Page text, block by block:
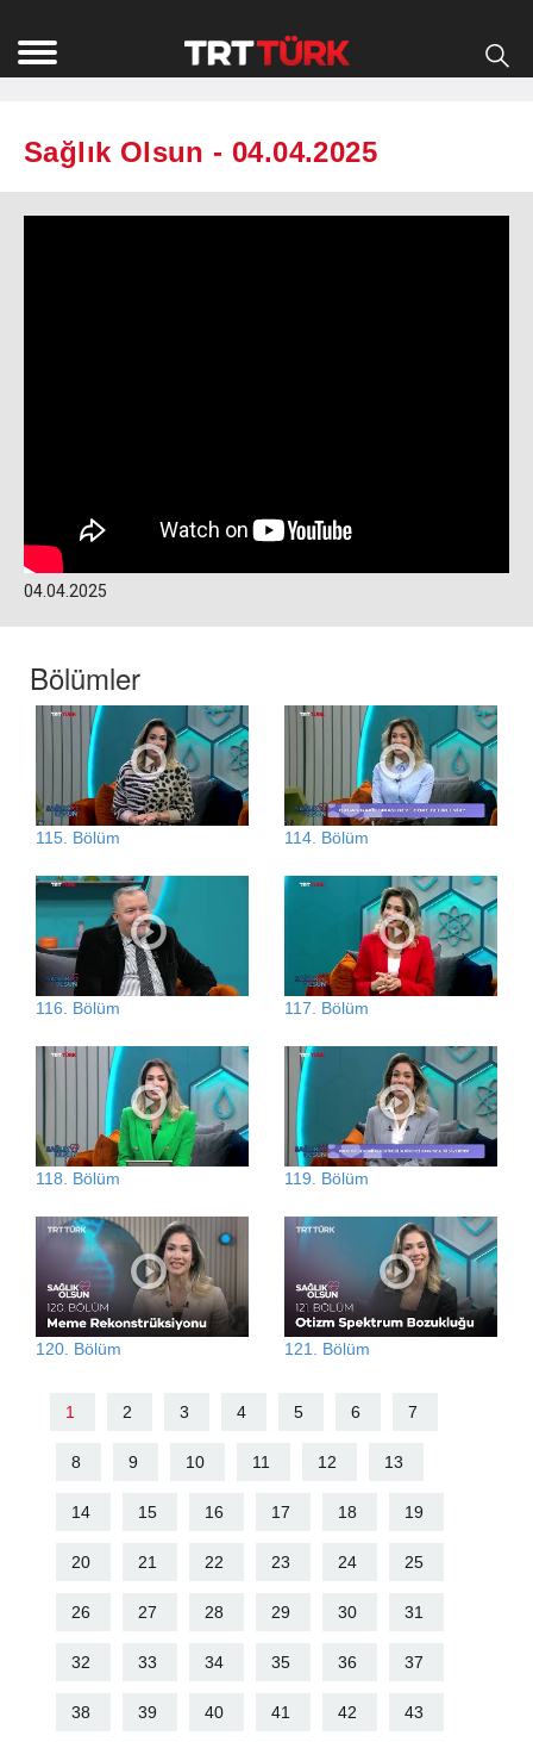
Sağlık Olsun - 04.04.2025
04.04.2025
Bölümler
115. Bölüm 114. Bölüm
116. Bölüm 117. Bölüm
118. Bölüm 119. Bölüm
120. Bölüm 121. Bölüm
1 2 3 4 5 6 7
8 9 10 11 12 13
14 15 16 17 18 19
20 21 22 23 24 25
26 27 28 29 30 31
32 33 34 35 36 37
38 39 40 41 42 43